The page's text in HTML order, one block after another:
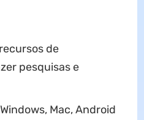
de
pesquisas e
Mac, Android